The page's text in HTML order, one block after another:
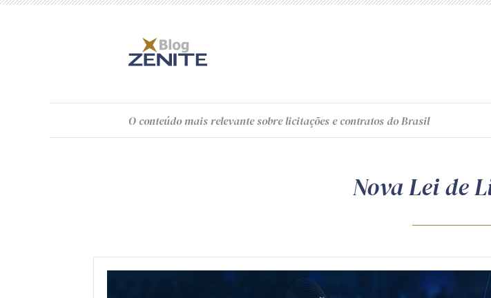
O conteúdomais relevante sobre licitações e contratos do Brasil
Nova Lei de